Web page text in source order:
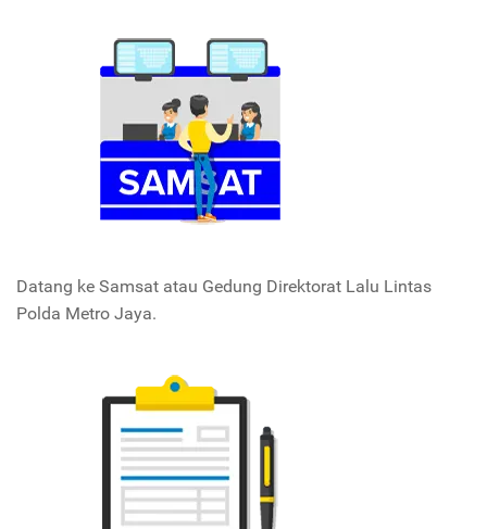
Datang ke Samsat atau Gedung Direktorat Lalu Lintas
Polda Metro Jaya.